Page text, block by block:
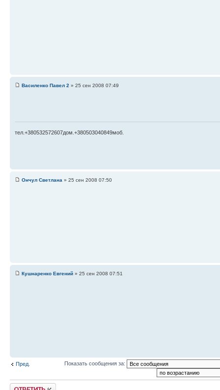
Василенко Павел 2 » 25 сен 2008 07:49
тел.+380532572607дом.+380503040849моб.
Ончул Светлана » 25 сен 2008 07:50
Кушнаренко Евгений » 25 сен 2008 07:51
Пред. Показать сообщения за:
Ответить